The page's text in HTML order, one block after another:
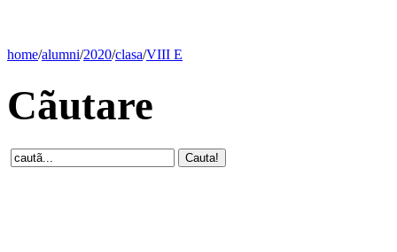
home/alumni/2020/clasa/VIII E
Cãutare